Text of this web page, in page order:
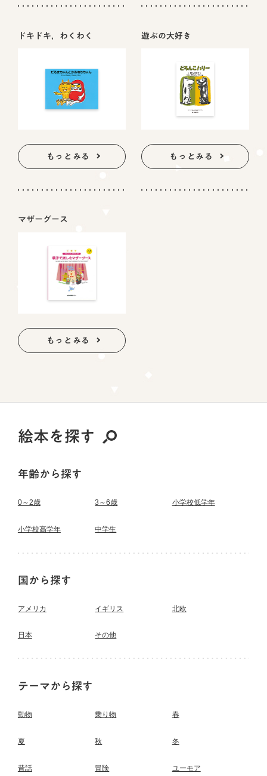
ドキドキ，わくわく
もっとみる
遊ぶの大好き
もっとみる
マザーグース
もっとみる
絵本を探す
年齢から探す
0～2歳 3～6歳 小学校低学年
小学校高学年 中学生
国から探す
アメリカ イギリス 北欧
日本 その他
テーマから探す
動物 乗り物 春
夏 秋 冬
昔話 冒険 ユーモア